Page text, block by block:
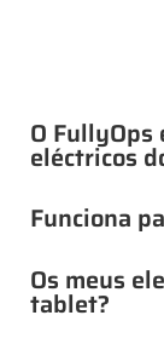
O
eléctricos
Funciona
Os meus
tablet?